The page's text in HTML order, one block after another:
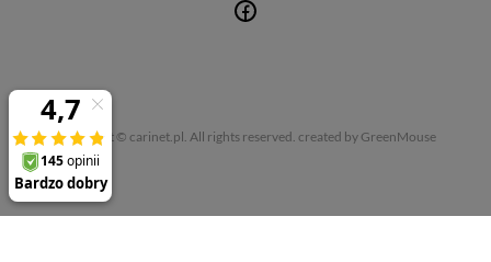
Copyright © carinet.pl. All rights reserved. created by GreenMouse